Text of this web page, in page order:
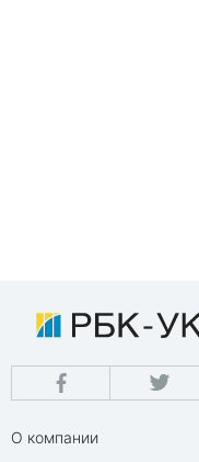
О компании